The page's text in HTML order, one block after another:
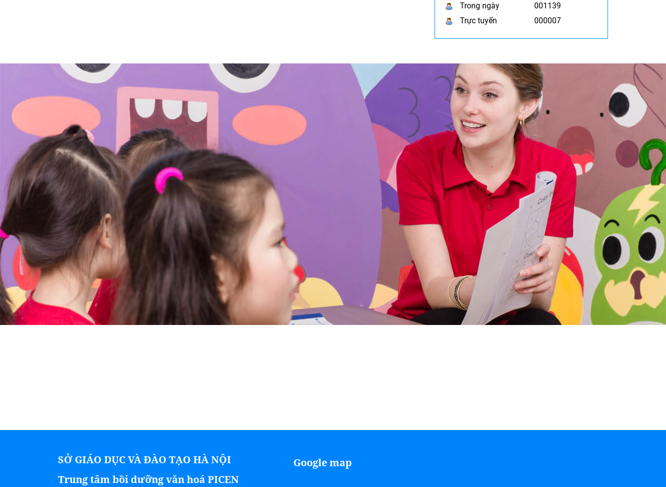
Trong ngày
001139
Trực tuyến
000007
SỞ GIÁO DỤC VÀ ĐÀO TẠO HÀ NỘI
Trung tâm bồi dưỡng văn hoá PICEN
Google map